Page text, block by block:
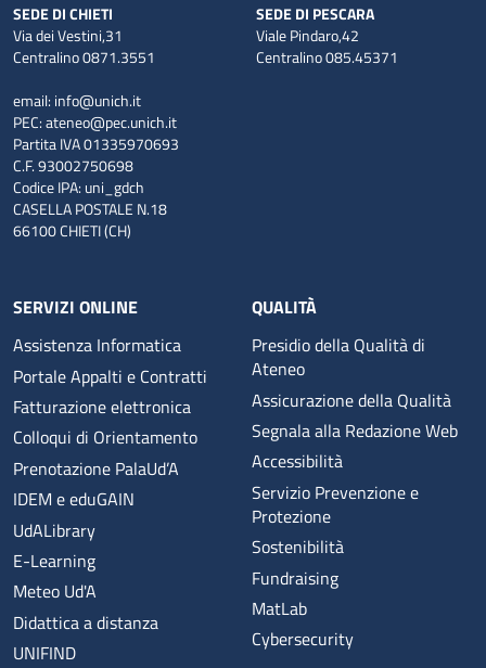
SEDE DI CHIETI
Via dei Vestini,31
Centralino 0871.3551
SEDE DI PESCARA
Viale Pindaro,42
Centralino 085.45371
email: info@unich.it
PEC:ateneo@pec.unich.it
Partita IVA 01335970693
C.F. 93002750698
Codice IPA: uni_gdch
CASELLA POSTALE N.18
66100 CHIETI (CH)
SERVIZI ONLINE
Assistenza Informatica
Portale Appalti e Contratti
Fatturazione elettronica
Colloqui di Orientamento
Prenotazione PalaUd’A
IDEM e eduGAIN
UdALibrary
E-Learning
Meteo Ud'A
Didattica a distanza
UNIFIND
QUALITÀ
Presidio della Qualità di
Ateneo
Assicurazione della Qualità
Segnala alla Redazione Web
Accessibilità
Servizio Prevenzione e
Protezione
Sostenibilità
Fundraising
MatLab
Cybersecurity